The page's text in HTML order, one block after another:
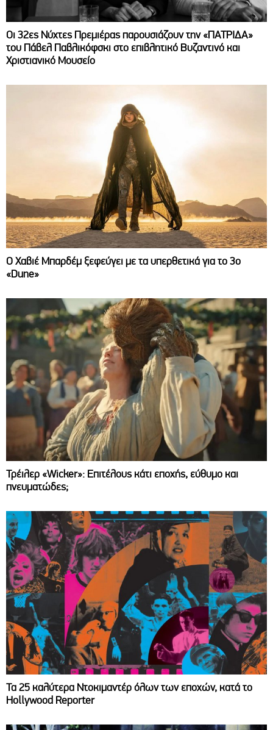
Οι 32ες Νύχτες Πρεμιέρας παρουσιάζουν την «ΠΑΤΡΙΔΑ»
του Πάβελ Παβλικόφσκι στο επιβλητικό Βυζαντινό και
Χριστιανικό Μουσείο
O Χαβιέ Μπαρδέμ ξεφεύγει με τα υπερθετικά για το 3ο
«Dune»
Τρέιλερ «Wicker»: Επιτέλους κάτι εποχής, εύθυμο και
πνευματώδες;
Τα 25 καλύτερα Ντοκιμαντέρ όλων των εποχών, κατά το
Hollywood Reporter